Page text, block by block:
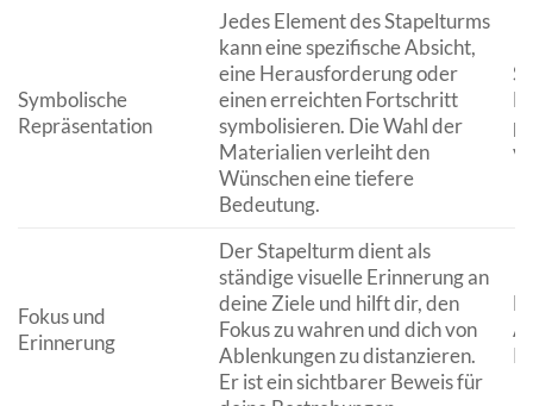
Symbolische
Repräsentation
Jedes Element des Stapelturms
kann eine spezifische Absicht,
eine Herausforderung oder
einen erreichten Fortschritt
symbolisieren. Die Wahl der
Materialien verleiht den
Wünschen eine tiefere
Bedeutung.
Fokus und
Erinnerung
Der Stapelturm dient als
ständige visuelle Erinnerung an
deine Ziele und hilft dir, den
Fokus zu wahren und dich von
Ablenkungen zu distanzieren.
Er ist ein sichtbarer Beweis für